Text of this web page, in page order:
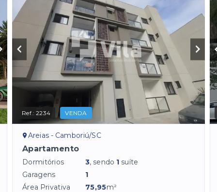
Ref.:2234 VENDA
Areias - Camboriú/SC
Apartamento
Dormitórios 3, sendo 1 suíte
Garagens
1
Área Privativa
75,95m²